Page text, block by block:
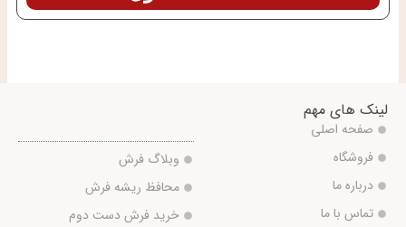
لینک های مهم
صفحه اصلی
فروشگاه
درباره ما
تماس با ما
وبلاگ فرش
محافظ ریشه فرش
خرید فرش دست دوم